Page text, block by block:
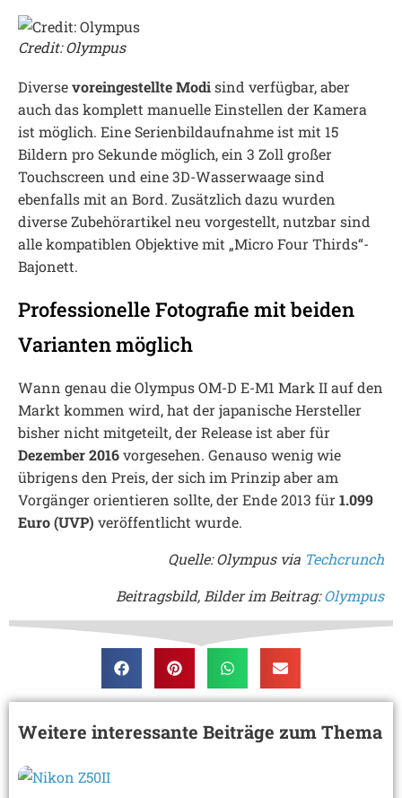
Credit: Olympus
Diversevoreingestellte Modisind verfügbar, aber
auch das komplett manuelle Einstellen der Kamera
ist möglich. Eine Serienbildaufnahme ist mit 15
Bildern pro Sekunde möglich, ein 3 Zoll großer
Touchscreen und eine 3D-Wasserwaage sind
ebenfalls mit an Bord. Zusätzlich dazu wurden
diverse Zubehörartikel neu vorgestellt, nutzbar sind
alle kompatiblen Objektive mit „Micro Four Thirds“-
Bajonett.
Professionelle Fotografie mit beiden
Varianten möglich
Wann genau die Olympus OM-D E-M1 Mark II auf den
Markt kommen wird, hat der japanische Hersteller
bisher nicht mitgeteilt, der Release ist aber für
Dezember 2016vorgesehen. Genauso wenig wie
übrigens den Preis, der sich im Prinzip aber am
Vorgänger orientieren sollte, der Ende 2013 für1.099
Euro (UVP) veröffentlicht wurde.
Quelle: Olympus via Techcrunch
Beitragsbild, Bilder im Beitrag:Olympus
Weitere interessante Beiträge zum Thema